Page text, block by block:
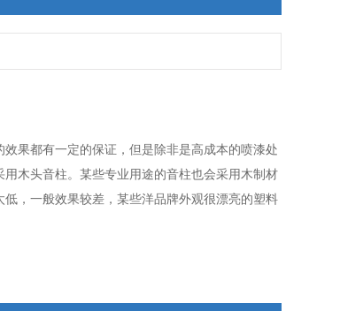
果都有一定的保证，但是除非是高成本的喷漆处
木头音柱。某些专业用途的音柱也会采用木制材
，一般效果较差，某些洋品牌外观很漂亮的塑料